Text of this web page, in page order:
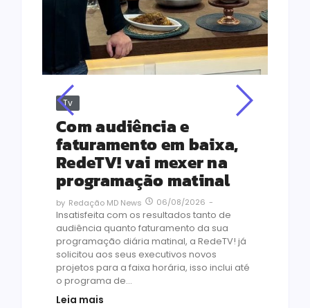
Tv
Com audiência e
faturamento em baixa,
RedeTV! vai mexer na
programação matinal
by Redação MD News 06/08/2026 -
Insatisfeita com os resultados tanto de
audiência quanto faturamento da sua
programação diária matinal, a RedeTV! já
solicitou aos seus executivos novos
projetos para a faixa horária, isso inclui até
o programa de...
Leia mais